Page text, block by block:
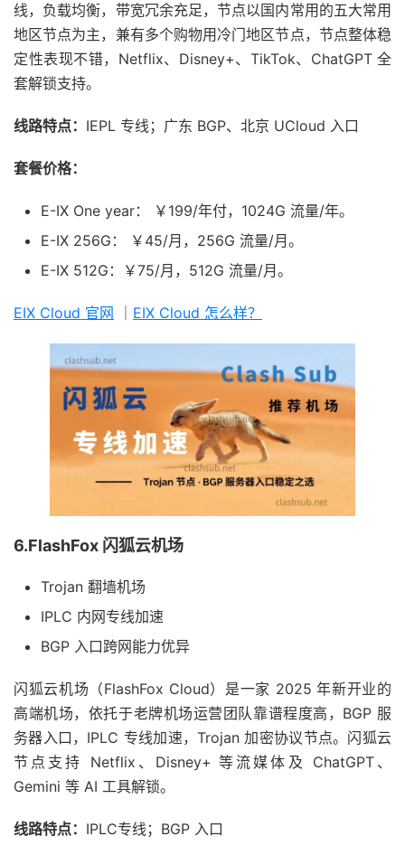
线，负载均衡，带宽冗余充足，节点以国内常用的五大常用
地区节点为主，兼有多个购物用冷门地区节点，节点整体稳
定性表现不错，Netflix、Disney+、TikTok、ChatGPT 全
套解锁支持。
线路特点： IEPL 专线；广东 BGP、北京 UCloud 入口
套餐价格：
E-IX One year： ￥199/年付，1024G 流量/年。
E-IX 256G： ￥45/月，256G 流量/月。
E-IX 512G：￥75/月，512G 流量/月。
EIX Cloud 官网 EIX Cloud 怎么样？
6.FlashFox 闪狐云机场
Trojan 翻墙机场
IPLC 内网专线加速
BGP 入口跨网能力优异
闪狐云机场（FlashFox Cloud）是一家 2025 年新开业的
高端机场，依托于老牌机场运营团队靠谱程度高，BGP 服
务器入口，IPLC 专线加速，Trojan 加密协议节点。闪狐云
节点支持 Netflix、Disney+ 等流媒体及 ChatGPT、
Gemini 等 AI 工具解锁。
线路特点： IPLC专线；BGP 入口